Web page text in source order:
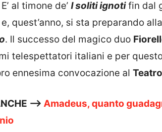
al timone de’ I soliti ignotifin dal
quest’anno, si sta preparando
. Il successo del magico duo
telespettatori italiani e per
ennesima convocazione al
—> Amadeus, quanto